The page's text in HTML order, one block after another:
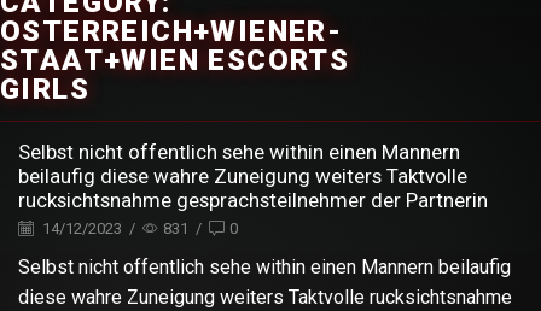
OSTERREICH+WIENER-
STAAT+WIEN ESCORTS
GIRLS
Selbst nicht offentlich sehe within einen Mannern
beilaufig diese wahre Zuneigung weiters Taktvolle
rucksichtsnahme gesprachsteilnehmer der Partnerin
14/12/2023 / 831 / 0
Selbst nicht offentlich sehe within einen Mannern beilaufig
diese wahre Zuneigung weiters Taktvolle rucksichtsnahme